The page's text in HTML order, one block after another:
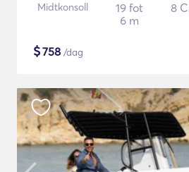
Midtkonsoll
19 fot
6 m
8
$758 /dag